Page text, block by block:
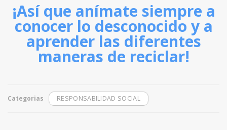
¡Así que anímate siempre a
conocer lo desconocido y a
aprender las diferentes
maneras de reciclar!
Categorias RESPONSABILIDAD SOCIAL